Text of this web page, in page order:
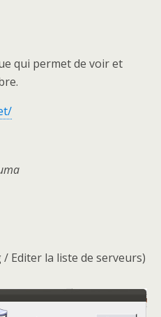
qui permet de voir et
Editer la liste de serveurs)